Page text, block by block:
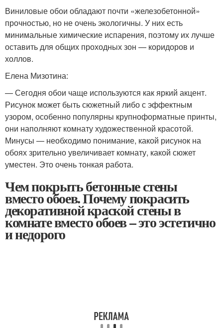
Виниловые обои обладают почти «железобетонной»
прочностью, но не очень экологичны. У них есть
минимальные химические испарения, поэтому их лучше
оставить для общих проходных зон — коридоров и
холлов.
Елена Мизотина:
— Сегодня обои чаще используются как яркий акцент.
Рисунок может быть сюжетный либо с эффектным
узором, особенно популярны крупноформатные принты,
они наполняют комнату художественной красотой.
Минусы — необходимо понимание, какой рисунок на
обоях зрительно увеличивает комнату, какой сюжет
уместен. Это очень тонкая работа.
Чем покрыть бетонные стены
вместо обоев. Почему покрасить
декоративной краской стены в
комнате вместо обоев – это эстетично
и недорого